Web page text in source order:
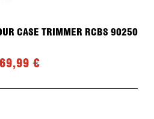
CASE TRIMMER RCBS 90250
69,99 €